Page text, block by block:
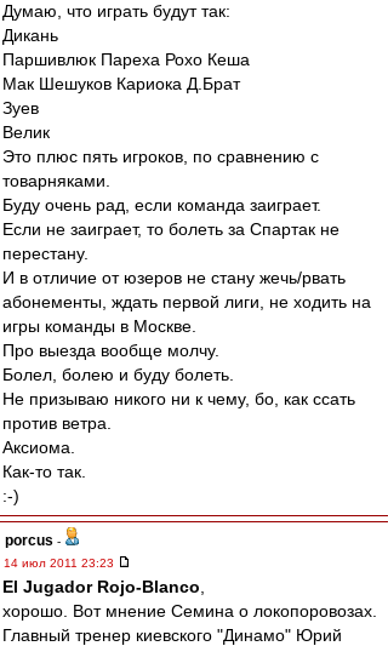
Думаю, что играть будут так:
Дикань
Паршивлюк Пареха Рохо Кеша
Мак Шешуков Кариока Д.Брат
Зуев
Велик
Это плюс пять игроков, по сравнению с
товарняками.
Буду очень рад, если команда заиграет.
Если не заиграет, то болеть за Спартак не
перестану.
И в отличие от юзеров не стану жечь/рвать
абонементы, ждать первой лиги, не ходить на
игры команды в Москве.
Про выезда вообще молчу.
Болел, болею и буду болеть.
Не призываю никого ни к чему, бо, как ссать
против ветра.
Аксиома.
Как-то так.
:-)
porcus -
14 июл 2011 23:23
El Jugador Rojo-Blanco
хорошо. Вот мнение Семина о локопоровозах.
Главный тренер киевского "Динамо" Юрий